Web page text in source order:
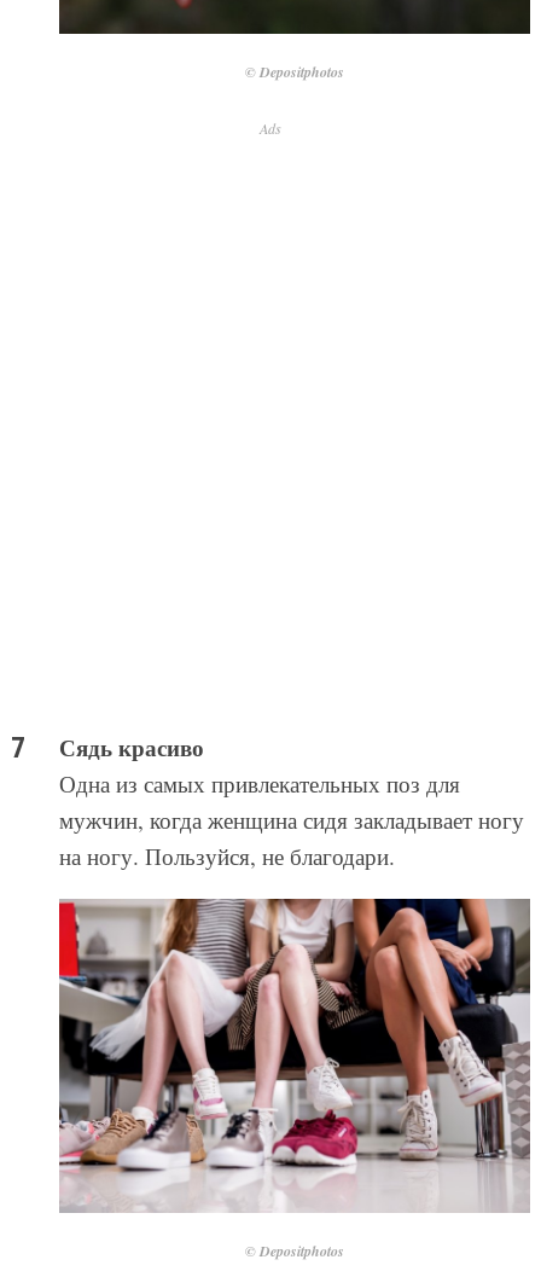
© Depositphotos
Ads
Сядь красиво
Одна из самых привлекательных поз для
мужчин, когда женщина сидя закладывает ногу
на ногу. Пользуйся, не благодари.
© Depositphotos